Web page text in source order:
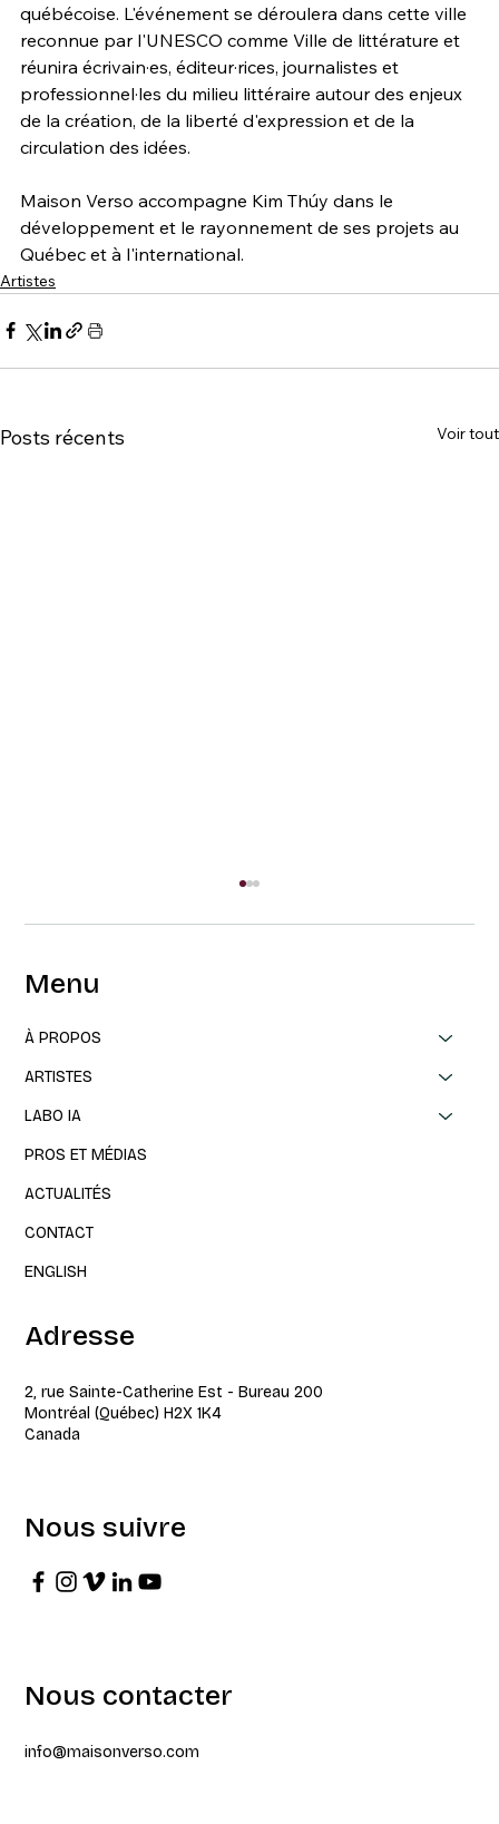
québécoise. L'événement se déroulera dans cette ville
reconnue par l'UNESCO comme Ville de littérature et
réunira écrivain·es, éditeur·rices, journalistes et
professionnel·les du milieu littéraire autour des enjeux
de la création, de la liberté d'expression et de la
circulation des idées.
Maison Verso accompagne Kim Thúy dans le
développement et le rayonnement de ses projets au
Québec et à l'international.
Artistes
Posts récents Voir tout
Va falloir toujours toujours débarque au
Festival OFF Avignon
Menu
À PROPOS
ARTISTES
LABO IA
PROS ET MÉDIAS
ACTUALITÉS
CONTACT
ENGLISH
Adresse
2, rue Sainte-Catherine Est - Bureau 200
Montréal (Québec) H2X 1K4
Canada
Nous suivre
Nous contacter
info@maisonverso.com